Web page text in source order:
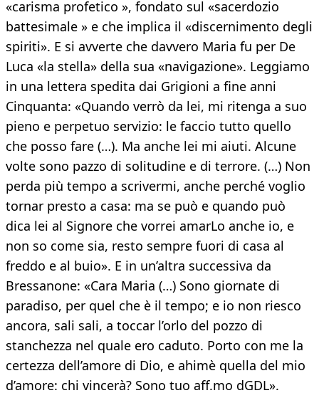
«carisma profetico », fondato sul «sacerdozio
battesimale » e che implica il «discernimento degli
spiriti». E si avverte che davvero Maria fu per De
Luca «la stella» della sua «navigazione». Leggiamo
in una lettera spedita dai Grigioni a fine anni
Cinquanta: «Quando verrò da lei, mi ritenga a suo
pieno e perpetuo servizio: le faccio tutto quello
che posso fare (…). Ma anche lei mi aiuti. Alcune
volte sono pazzo di solitudine e di terrore. (…) Non
perda più tempo a scrivermi, anche perché voglio
tornar presto a casa: ma se può e quando può
dica lei al Signore che vorrei amarLo anche io, e
non so come sia, resto sempre fuori di casa al
freddo e al buio». E in un’altra successiva da
Bressanone: «Cara Maria (…) Sono giornate di
paradiso, per quel che è il tempo; e io non riesco
ancora, sali sali, a toccar l’orlo del pozzo di
stanchezza nel quale ero caduto. Porto con me la
certezza dell’amore di Dio, e ahimè quella del mio
d’amore: chi vincerà? Sono tuo aff.mo dGDL».